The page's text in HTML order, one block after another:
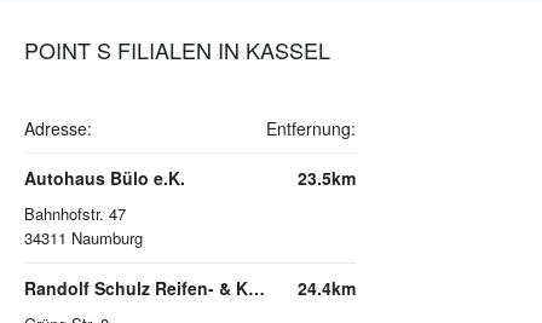
POINT S FILIALEN IN KASSEL
Adresse: Entfernung:
Autohaus Bülo e.K.
Bahnhofstr. 47
34311 Naumburg
23.5km
Randolf Schulz Reifen- & KFZ-Meisterbetrieb 24.4km